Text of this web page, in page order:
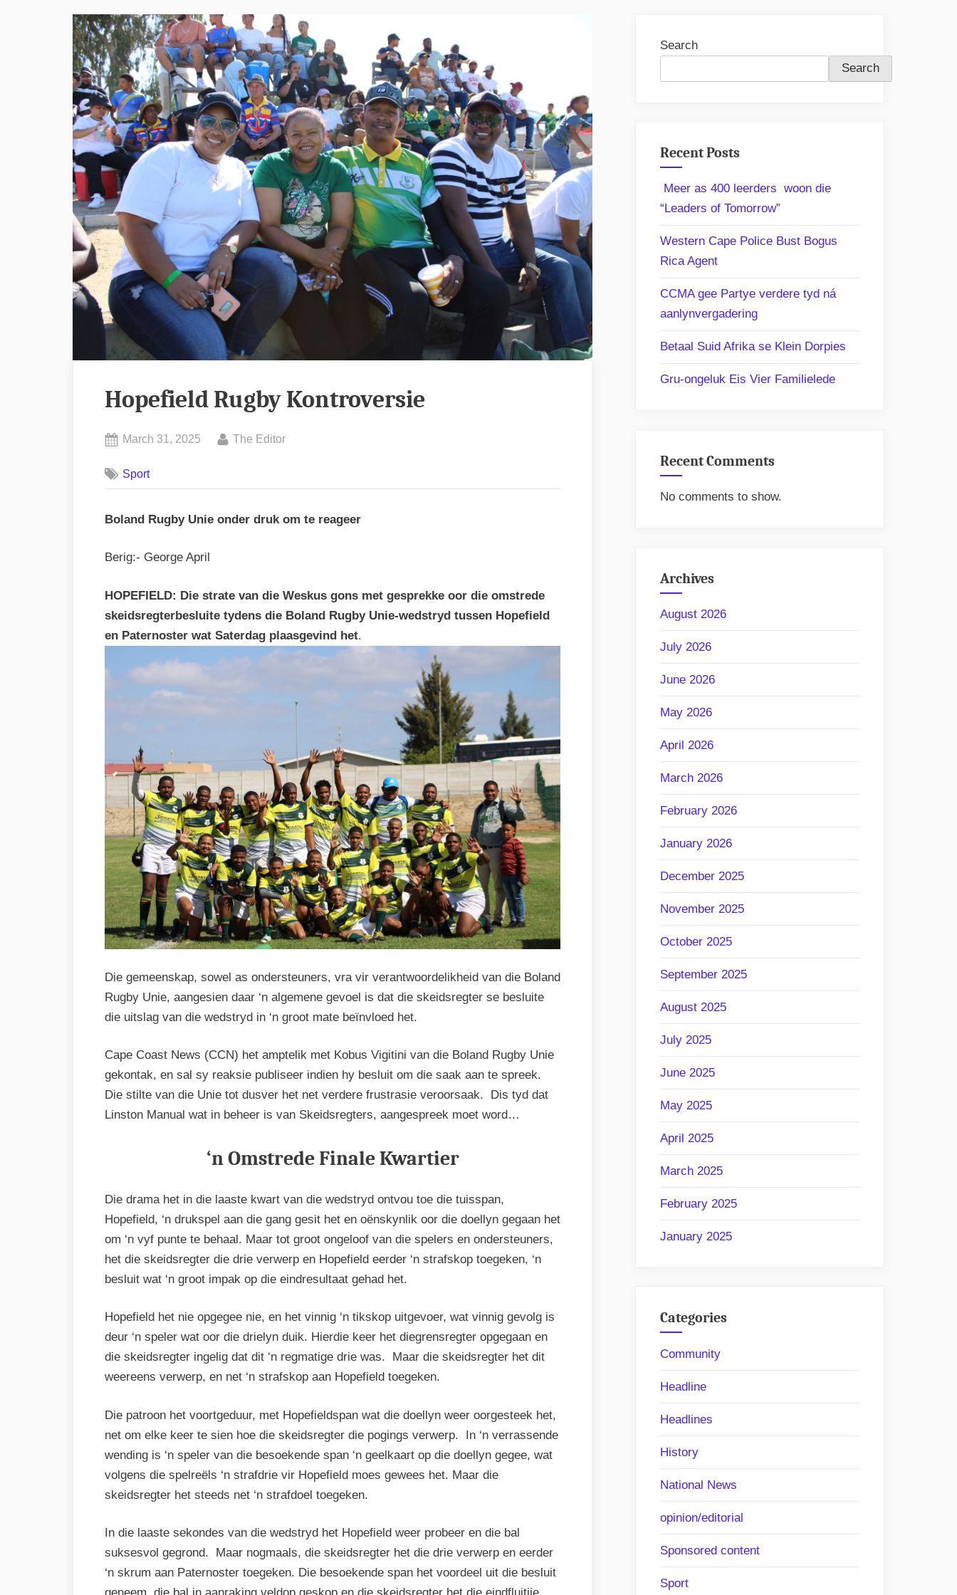
Hopefield Rugby Kontroversie
Posted
March 31, 2025 By
The Editor
Sport
Boland Rugby Unie onder druk om te reageer
Berig:- George April
HOPEFIELD: Die strate van die Weskus gons met gesprekke oor die omstrede
skeidsregterbesluite tydens die Boland Rugby Unie-wedstryd tussen Hopefield
en Paternoster wat Saterdag plaasgevind het.
Die gemeenskap, sowel as ondersteuners, vra vir verantwoordelikheid van die Boland
Rugby Unie, aangesien daar ‘n algemene gevoel is dat die skeidsregter se besluite
die uitslag van die wedstryd in ‘n groot mate beïnvloed het.
Cape Coast News (CCN) het amptelik met Kobus Vigitini van die Boland Rugby Unie
gekontak, en sal sy reaksie publiseer indien hy besluit om die saak aan te spreek.
Die stilte van die Unie tot dusver het net verdere frustrasie veroorsaak. Dis tyd dat
Linston Manual wat in beheer is van Skeidsregters, aangespreek moet word…
‘n Omstrede Finale Kwartier
Die drama het in die laaste kwart van die wedstryd ontvou toe die tuisspan,
Hopefield, ‘n drukspel aan die gang gesit het en oënskynlik oor die doellyn gegaan het
om ‘n vyf punte te behaal. Maar tot groot ongeloof van die spelers en ondersteuners,
het die skeidsregter die drie verwerp en Hopefield eerder ‘n strafskop toegeken, ‘n
besluit wat ‘n groot impak op die eindresultaat gehad het.
Hopefield het nie opgegee nie, en het vinnig ‘n tikskop uitgevoer, wat vinnig gevolg is
deur ‘n speler wat oor die drielyn duik. Hierdie keer het diegrensregter opgegaan en
die skeidsregter ingelig dat dit ‘n regmatige drie was. Maar die skeidsregter het dit
weereens verwerp, en net ‘n strafskop aan Hopefield toegeken.
Die patroon het voortgeduur, met Hopefieldspan wat die doellyn weer oorgesteek het,
net om elke keer te sien hoe die skeidsregter die pogings verwerp. In ‘n verrassende
wending is ‘n speler van die besoekende span ‘n geelkaart op die doellyn gegee, wat
volgens die spelreëls ‘n strafdrie vir Hopefield moes gewees het. Maar die
skeidsregter het steeds net ‘n strafdoel toegeken.
In die laaste sekondes van die wedstryd het Hopefield weer probeer en die bal
suksesvol gegrond. Maar nogmaals, die skeidsregter het die drie verwerp en eerder
‘n skrum aan Paternoster toegeken. Die besoekende span het voordeel uit die besluit
Search
Search
Recent Posts
Meer as 400 leerders woon die
“Leaders of Tomorrow”
Western Cape Police Bust Bogus
Rica Agent
CCMA gee Partye verdere tyd ná
aanlynvergadering
Betaal Suid Afrika se Klein Dorpies
Gru-ongeluk Eis Vier Familielede
Recent Comments
No comments to show.
Archives
August 2026
July 2026
June 2026
May 2026
April 2026
March 2026
February 2026
January 2026
December 2025
November 2025
October 2025
September 2025
August 2025
July 2025
June 2025
May 2025
April 2025
March 2025
February 2025
January 2025
Categories
Community
Headline
Headlines
History
National News
opinion/editorial
Sponsored content
Sport